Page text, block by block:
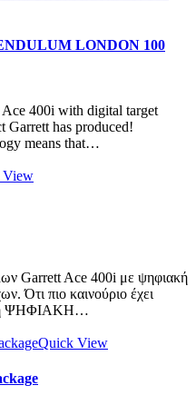
LONDON 100
400i with digital target
Garrett has produced!
means that…
View
Garrett Ace 400i με ψηφιακή
Ότι πιο καινούριο έχει
ΨΗΦΙΑΚΗ…
Quick View